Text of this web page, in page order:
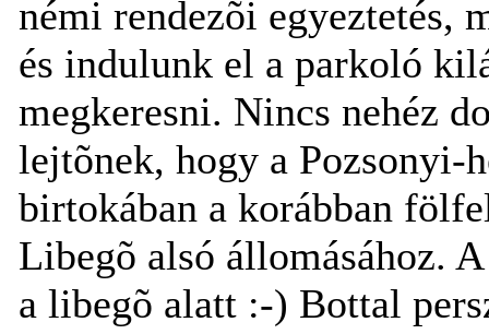
némi rendezõi egyeztetés,
és indulunk el a parkoló
megkeresni. Nincs nehéz
lejtõnek, hogy a Pozsonyi-
birtokában a korábban
Libegõ alsó állomásához.
a libegõ alatt :-) Bottal